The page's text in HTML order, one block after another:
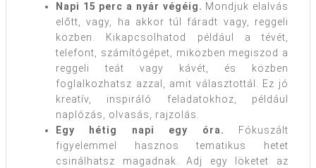
Napi 15 perc a nyár végéig. Mondjuk elalvás
előtt, vagy, ha akkor túl fáradt vagy, reggeli
közben. Kikapcsolhatod például a tévét,
telefont, számítógépet, miközben megiszod a
reggeli teát vagy kávét, és közben
foglalkozhatsz azzal, amit választottál. Ez jó
kreatív, inspiráló feladatokhoz, például
naplózás, olvasás, rajzolás.
Egy hétig napi egy óra.
Fókuszált
figyelemmel hasznos tematikus hetet
csinálhatsz magadnak. Adj egy löketet az